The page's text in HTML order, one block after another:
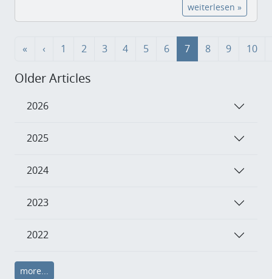
weiterlesen »
« ‹ 1 2 3 4 5 6 7 8 9 10
Older Articles
2026
2025
2024
2023
2022
more...